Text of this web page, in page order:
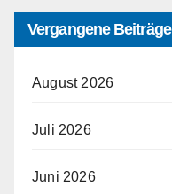
Vergangene Beiträge
August 2026
Juli 2026
Juni 2026